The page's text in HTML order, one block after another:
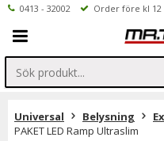
0413 - 32002 Order före kl 12
Universal Belysning
PAKET LED Ramp Ultraslim